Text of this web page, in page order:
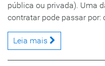
pública ou privada). Uma
contratar pode passar por:
Leia mais